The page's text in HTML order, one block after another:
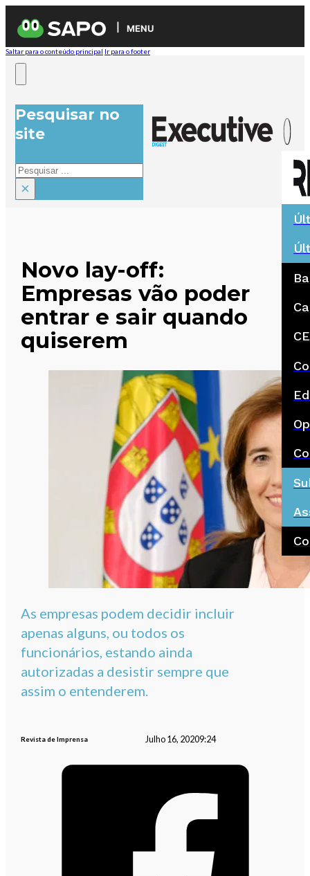
MENU
Saltar para o conteúdo principal Ir para o footer
Pesquisar no
site
Pesquisar
×
Novo lay-off:
Empresas vão poder
entrar e sair quando
quiserem
As empresas podem decidir incluir
apenas alguns, ou todos os
funcionários, estando ainda
autorizadas a desistir sempre que
assim o entenderem.
Revista de Imprensa Julho 16, 20209:24